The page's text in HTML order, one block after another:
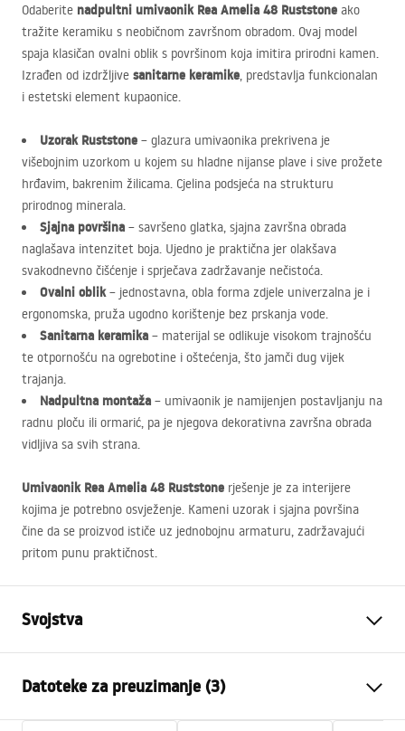
Odaberite nadpultni umivaonik Rea Amelia 48 Ruststone ako
tražite keramiku s neobičnom završnom obradom. Ovaj model
spaja klasičan ovalni oblik s površinom koja imitira prirodni kamen.
Izrađen od izdržljive sanitarne keramike, predstavlja funkcionalan
i estetski element kupaonice.
Uzorak Ruststone – glazura umivaonika prekrivena je
višebojnim uzorkom u kojem su hladne nijanse plave i sive prožete
hrđavim, bakrenim žilicama. Cjelina podsjeća na strukturu
prirodnog minerala.
Sjajna površina – savršeno glatka, sjajna završna obrada
naglašava intenzitet boja. Ujedno je praktična jer olakšava
svakodnevno čišćenje i sprječava zadržavanje nečistoća.
Ovalni oblik– jednostavna, obla forma zdjele univerzalna je i
ergonomska, pruža ugodno korištenje bez prskanja vode.
Sanitarna keramika – materijal se odlikuje visokom trajnošću
te otpornošću na ogrebotine i oštećenja, što jamči dug vijek
trajanja.
Nadpultna montaža – umivaonik je namijenjen postavljanju na
radnu ploču ili ormarić, pa je njegova dekorativna završna obrada
vidljiva sa svih strana.
Umivaonik Rea Amelia 48 Ruststone rješenje je za interijere
kojima je potrebno osvježenje. Kameni uzorak i sjajna površina
čine da se proizvod ističe uz jednobojnu armaturu, zadržavajući
pritom punu praktičnost.
Svojstva
Materijal
Sanitarna keramika
Boja
Imitacija kamena
Datoteke za preuzimanje (3)